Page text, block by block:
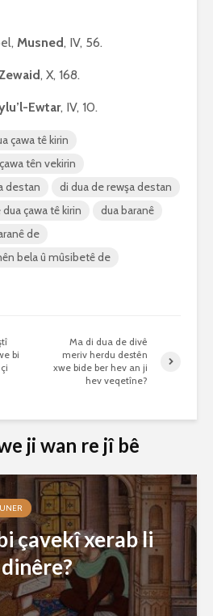
Musned, IV, 56.
, X, 168.
Ewtar, IV, 10.
çawa tê kirin
tên vekirin
destan
di dua de rewşa destan
çawa tê kirin
dua baranê
de
bela û mûsibetê de
bi
Ma di dua de divê
meriv herdu destên
xwe bide ber hev an ji
hev veqetîne?
ji wan re jî bê
çavekî xerab li